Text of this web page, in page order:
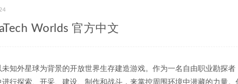
Worlds 官方中文
未知外星球为背景的开放世界生存建造游戏。作为一名自由职业勘探
行探索、开采、建设、制作和战斗，来掌控周围环境中潜藏的力量。